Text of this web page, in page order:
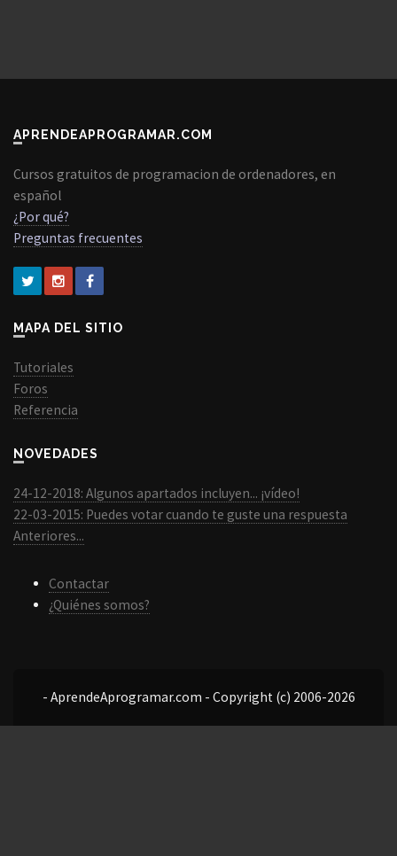
APRENDEAPROGRAMAR.COM
Cursos gratuitos de programacion de ordenadores, en
español
¿Por qué?
Preguntas frecuentes
MAPA DEL SITIO
Tutoriales
Foros
Referencia
NOVEDADES
24-12-2018: Algunos apartados incluyen... ¡vídeo!
22-03-2015: Puedes votar cuando te guste una respuesta
Anteriores...
Contactar
¿Quiénes somos?
- AprendeAprogramar.com - Copyright (c) 2006-2026